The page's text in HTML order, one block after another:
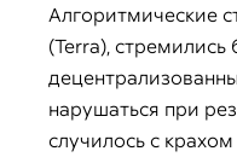
Алгоритмические
(Terra),
нарушаться при
случилось с